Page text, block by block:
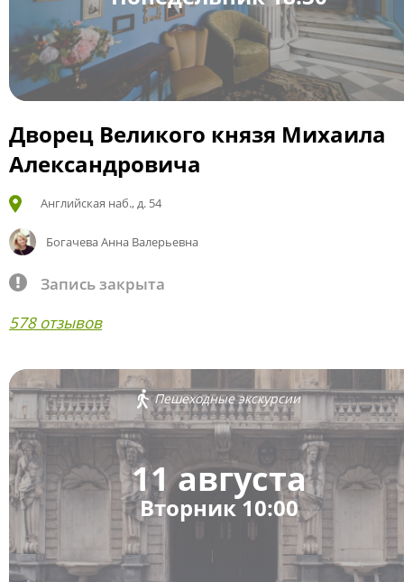
Дворец Великого князя Михаила
Александровича
Английская наб., д. 54
Богачева Анна Валерьевна
Запись закрыта
578 отзывов
Пешеходные экскурсии
11 августа
Вторник 10:00